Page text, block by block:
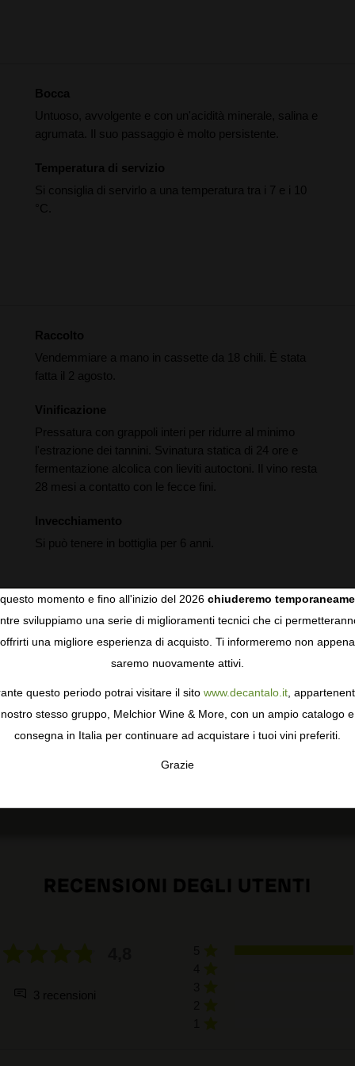
Bocca
Untuoso, avvolgente e con un'acidità minerale, salina e
agrumata. Il suo passaggio è molto persistente.
Temperatura di servizio
Si consiglia di servirlo a una temperatura tra i 7 e i 10
°C.
Raccolto
Vendemmiare a mano in cassette da 18 chili. È stata
fatta il 2 agosto.
Vinificazione
Pressatura con grappoli interi per ridurre al minimo
l'estrazione dei tannini. Svinatura statica di 24 ore e
fermentazione alcolica con lieviti autoctoni. Il vino resta
28 mesi a contatto con le fecce fini.
Invecchiamento
Si può tenere in bottiglia per 6 anni.
textura y una salinidad deliciosa.
RECENSIONI DEGLI UTENTI
3 recensioni
COOKIES
come i cookie per personalizzare e mejorar la tua
sulla privacy
per saperne di più, o gestisci le tue
Consenso.
momento e fino all'inizio del 2026 chiuderemo
sviluppiamo una serie di miglioramenti tecnici che ci
offrirti una migliore esperienza di acquisto. Ti informeremo non appena
saremo nuovamente attivi.
questo periodo potrai visitare il sito www.decantalo.it,
nostro stesso gruppo, Melchior Wine & More, con un ampio catalogo e
consegna in Italia per continuare ad acquistare i tuoi vini preferiti.
Grazie